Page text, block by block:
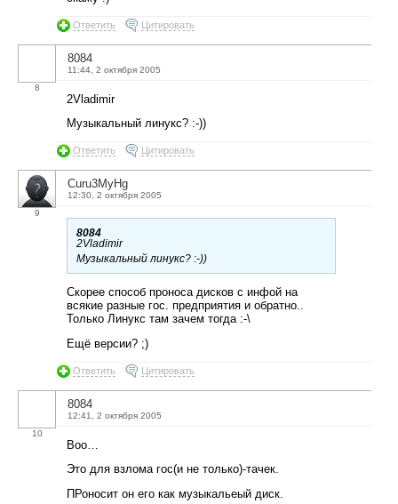
Ответить Цитировать
8
8084
11:44, 2 октября 2005
2Vladimir
Музыкальный линукс? :-))
Ответить Цитировать
9
Curu3MyHg
12:30, 2 октября 2005
8084
2Vladimir
Музыкальный линукс? :-))
Скорее способ проноса дисков с инфой на
всякие разные гос. предприятия и обратно..
Только Линукс там зачем тогда :-\
Ещё версии? ;)
Ответить Цитировать
10
8084
12:41, 2 октября 2005
Воо…
Это для взлома гос(и не только)-тачек.
ПРоносит он его как музыкальеый диск.